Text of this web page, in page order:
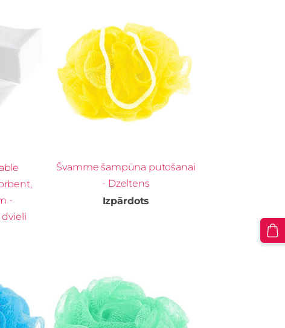
-
dvieli
Švamme šampūna putošanai
- Dzeltens
Izpārdots